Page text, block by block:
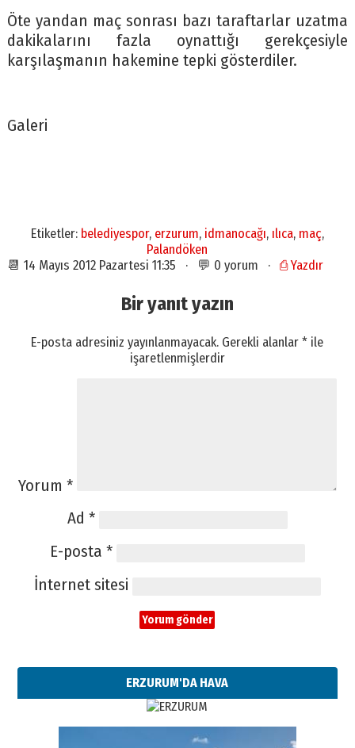
Öte yandan maç sonrası bazı taraftarlar uzatma
dakikalarını fazla oynattığı gerekçesiyle
karşılaşmanın hakemine tepki gösterdiler.
Galeri
Etiketler: belediyespor, erzurum, idmanocağı, ılıca, maç,
Palandöken
📆 14 Mayıs 2012 Pazartesi 11:35 · 💬 0 yorum · ⎙ Yazdır
Bir yanıt yazın
E-posta adresiniz yayınlanmayacak. Gerekli alanlar* ile
işaretlenmişlerdir
Yorum *
Ad *
E-posta *
İnternet sitesi
ERZURUM'DA HAVA